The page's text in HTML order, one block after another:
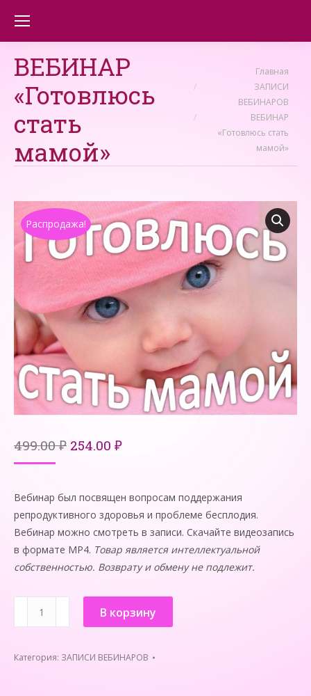
ВЕБИНАР
«Готовлюсь
стать
мамой»
Главная
ЗАПИСИ
ВЕБИНАРОВ
ВЕБИНАР
«Готовлюсь стать
мамой»
Распродажа!
499.00₽ Первоначальная
499.00 ₽.
254.00 ₽Текущая
Вебинар был посвящен вопросам поддержания
репродуктивного здоровья и проблеме бесплодия.
Вебинар можно смотреть в записи. Скачайте видеозапись
в формате MP4. Товар является интеллектуальной
собственностью. Возврату и обмену не подлежит.
"Готовлюсь
В корзину
Категория: ЗАПИСИ ВЕБИНАРОВ